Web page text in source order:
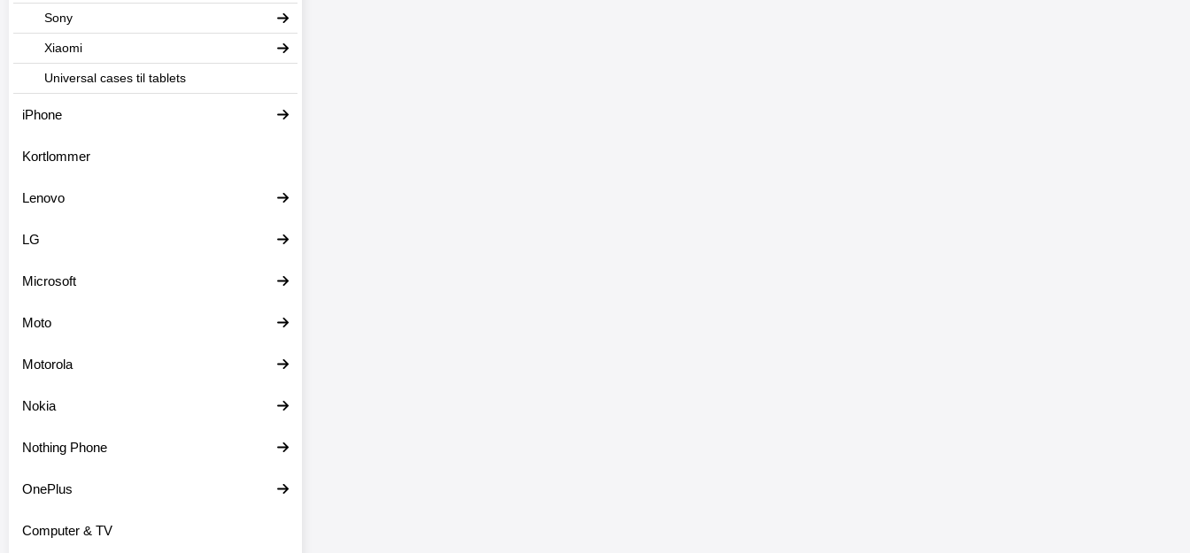
Sony
Xiaomi
Universal cases til tablets
iPhone
Kortlommer
Lenovo
LG
Microsoft
Moto
Motorola
Nokia
Nothing Phone
OnePlus
Computer & TV